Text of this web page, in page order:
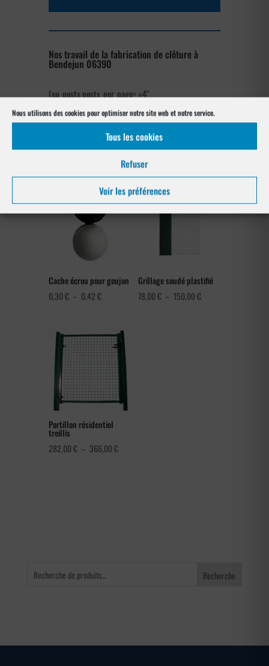
Nous utilisons des cookies pour optimiser notre site web et notre service.
Tous les cookies
Refuser
Voir les préférences
Nos travail de la fabrication de clôture à
Bendejun 06390
[su_posts posts_per_page= »4″
post_type= »project » order= »asc »
orderby= »rand »]
Nos références posés
Cache écrou pour goujon
0,30€ – 0,42€Plage
0,30 €
Grillage soudé plastifié
78,00€ – 150,00€Plage
Portillon résidentiel
treillis
282,00€ – 366,00€Plage
Recherche